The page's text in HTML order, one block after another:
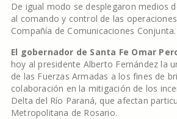
De igual modo se desplegaron medios
al comando y control de las
Compañía de Comunicaciones Conjunta.
El gobernador de Santa Fe Omar
hoy al presidente Alberto Fernández la
de las Fuerzas Armadas a los fines de
colaboración en la mitigación de los
Delta del Río Paraná, que afectan
Metropolitana de Rosario.